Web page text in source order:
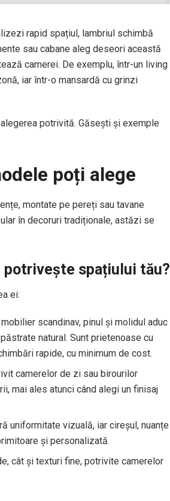
rapid spațiul, lambriul schimbă
sau cabane aleg deseori această
camerei. De exemplu, într-un living
iar într-o mansardă cu grinzi
potrivită. Găsești și exemple
poți alege
montate pe pereți sau tavane
în decoruri tradiționale, astăzi se
potrivește spațiului tău?
ei:
scandinav, pinul și molidul aduc
natural. Sunt prietenoase cu
rapide, cu minimum de cost.
camerelor de zi sau birourilor
mai ales atunci când alegi un finisaj
uniformitate vizuală, iar cireșul, nuanțe
și personalizată.
cât și texturi fine, potrivite camerelor